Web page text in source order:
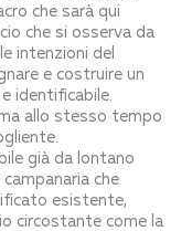
che sarà qui
che si osserva da
intenzioni del
e costruire un
identificabile.
allo stesso tempo
già da lontano
che
esistente,
circostante come la